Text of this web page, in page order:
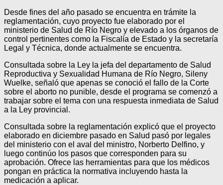
Desde fines del año pasado se encuentra en trámite la
reglamentación, cuyo proyecto fue elaborado por el
ministerio de Salud de Río Negro y elevado a los órganos de
control pertinentes como la Fiscalía de Estado y la secretaría
Legal y Técnica, donde actualmente se encuentra.
Consultada sobre la Ley la jefa del departamento de Salud
Reproductiva y Sexualidad Humana de Río Negro, Sileny
Wuelke, señaló que apenas se conoció el fallo de la Corte
sobre el aborto no punible, desde el programa se comenzó a
trabajar sobre el tema con una respuesta inmediata de Salud
a la Ley provincial.
Consultada sobre la reglamentación explicó que el proyecto
elaborado en diciembre pasado en Salud pasó por legales
del ministerio con el aval del ministro, Norberto Delfino, y
luego continúo los pasos que corresponden para su
aprobación. Ofrece las herramientas para que los médicos
pongan en práctica la normativa incluyendo hasta la
medicación a aplicar.